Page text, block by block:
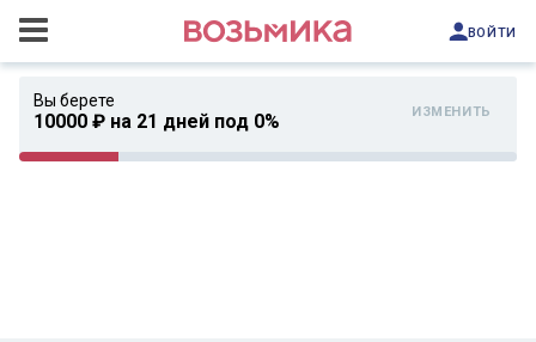
войти
Вы берете
10000 ₽ на 21 дней под 0%
изменить